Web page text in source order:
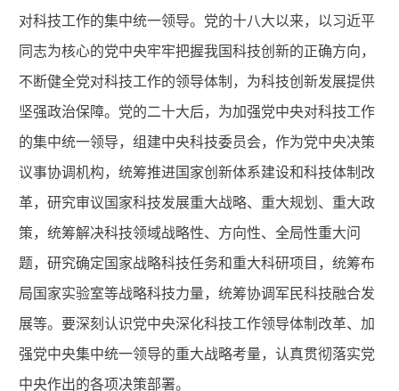
对科技工作的集中统一领导。党的十八大以来，以习近平
同志为核心的党中央牢牢把握我国科技创新的正确方向，
不断健全党对科技工作的领导体制，为科技创新发展提供
坚强政治保障。党的二十大后，为加强党中央对科技工作
的集中统一领导，组建中央科技委员会，作为党中央决策
议事协调机构，统筹推进国家创新体系建设和科技体制改
革，研究审议国家科技发展重大战略、重大规划、重大政
策，统筹解决科技领域战略性、方向性、全局性重大问
题，研究确定国家战略科技任务和重大科研项目，统筹布
局国家实验室等战略科技力量，统筹协调军民科技融合发
展等。要深刻认识党中央深化科技工作领导体制改革、加
强党中央集中统一领导的重大战略考量，认真贯彻落实党
中央作出的各项决策部署。